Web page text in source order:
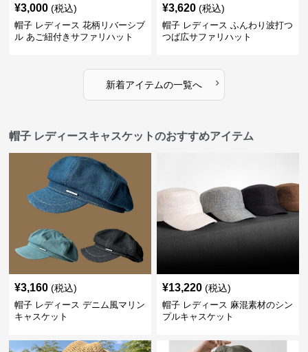
¥3,000 (税込)
帽子 レディース 花柄リバーシブ
ル あご紐付きサファリハット
¥3,620 (税込)
帽子 レディース ふんわり波打つ
つば広サファリハット
新着アイテムの一覧へ ›
帽子 レディースキャスケットのおすすめアイテム
¥3,160 (税込)
帽子 レディース デニム風マリン
キャスケット
¥13,220 (税込)
帽子 レディース 麻混素材のシン
プルキャスケット